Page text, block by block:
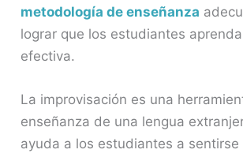
metodología de enseñanza
lograr que los estudiantes
efectiva.
La improvisación es una
enseñanza de una lengua
ayuda a los estudiantes a sentirse